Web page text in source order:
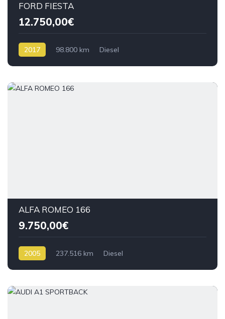
FORD FIESTA
12.750,00€
2017 98.800 km Diesel
ALFA ROMEO 166
9.750,00€
2005 237.516 km Diesel